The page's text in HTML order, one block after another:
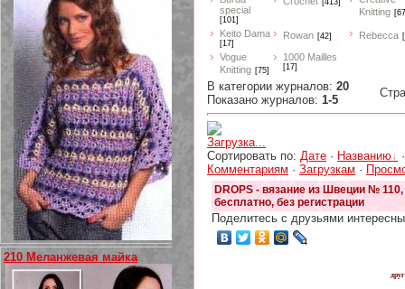
210 Меланжевая майка
special
[101]
[413]
Knitting
Keito Dama
[17]
Rowan [42] Rebecca
Vogue
Knitting [75]
1000 Mailles
[17]
В категории журналов: 20
Показано журналов: 1-5
Загрузка...
Сортировать по: Дате · Названию
Комментариям · Загрузкам ·
DROPS - вязание из Швеции № 110,
бесплатно, без регистрации
Поделитесь с друзьями